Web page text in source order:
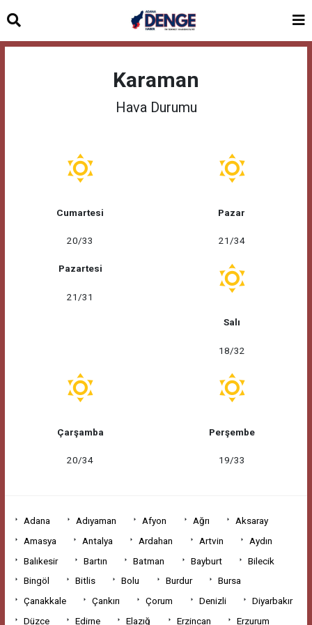
Karaman
Hava Durumu
Cumartesi
20/33
Pazar
21/34
Pazartesi
21/31
Salı
18/32
Çarşamba
20/34
Perşembe
19/33
Adana Adıyaman Afyon Ağrı
Aksaray
Amasya
Antalya Ardahan Artvin
Aydın
Balıkesir
Bartın Batman Bayburt
Bilecik
Bingöl
Bitlis Bolu Burdur
Bursa
Çanakkale
Çankırı Çorum Denizli
Diyarbakır
Düzce
Edirne Elazığ Erzincan
Erzurum